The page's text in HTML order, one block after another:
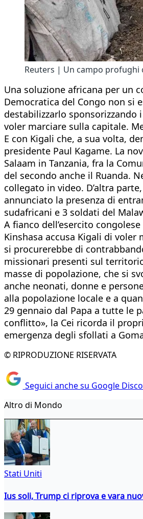
Reuters | Un campo profughi
Una soluzione africana per un
Democratica del Congo non si
destabilizzarlo sponsorizzando
voler marciare sulla capitale.
E con Kigali che, a sua volta,
presidente Paul Kagame. La
Salaam in Tanzania, fra la
del secondo anche il Ruanda.
collegato in video. D’altra
annunciato la presenza di
sudafricani e 3 soldati del
A fianco dell’esercito
Kinshasa accusa Kigali di voler
si procurerebbe di
missionari presenti sul
masse di popolazione, che si
anche neonati, donne e
alla popolazione locale e a
29 gennaio dal Papa a tutte le
conflitto», la Cei ricorda il
emergenza degli sfollati a
© RIPRODUZIONE RISERVATA
Seguici anche su Google
Altro di Mondo
Stati Uniti
Ius soli, Trump ci riprova e vara